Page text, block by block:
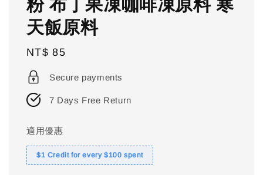
粉 布丁果凍咖啡凍原料 寒
天飯原料
Regular
price
NT$ 85
Secure payments
7 Days Free Return
適用優惠
$1 Credit for every $100 spent